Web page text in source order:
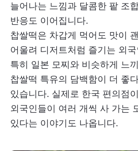
늘어나는 느낌과 달콤한 팥 조
반응도 이어집니다.
찹쌀떡은 차갑게 먹어도 맛이
어울려 디저트처럼 즐기는 외
특히 일본 모찌와 비슷하게 느
찹쌀떡 특유의 담백함이 더 좋
있습니다. 실제로 한국 편의점
외국인들이 여러 개씩 사 가는
있다는 이야기도 나옵니다.